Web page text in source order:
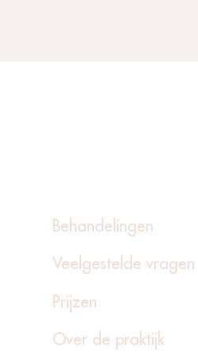
Behandelingen
Veelgestelde vragen
Prijzen
Over de praktijk